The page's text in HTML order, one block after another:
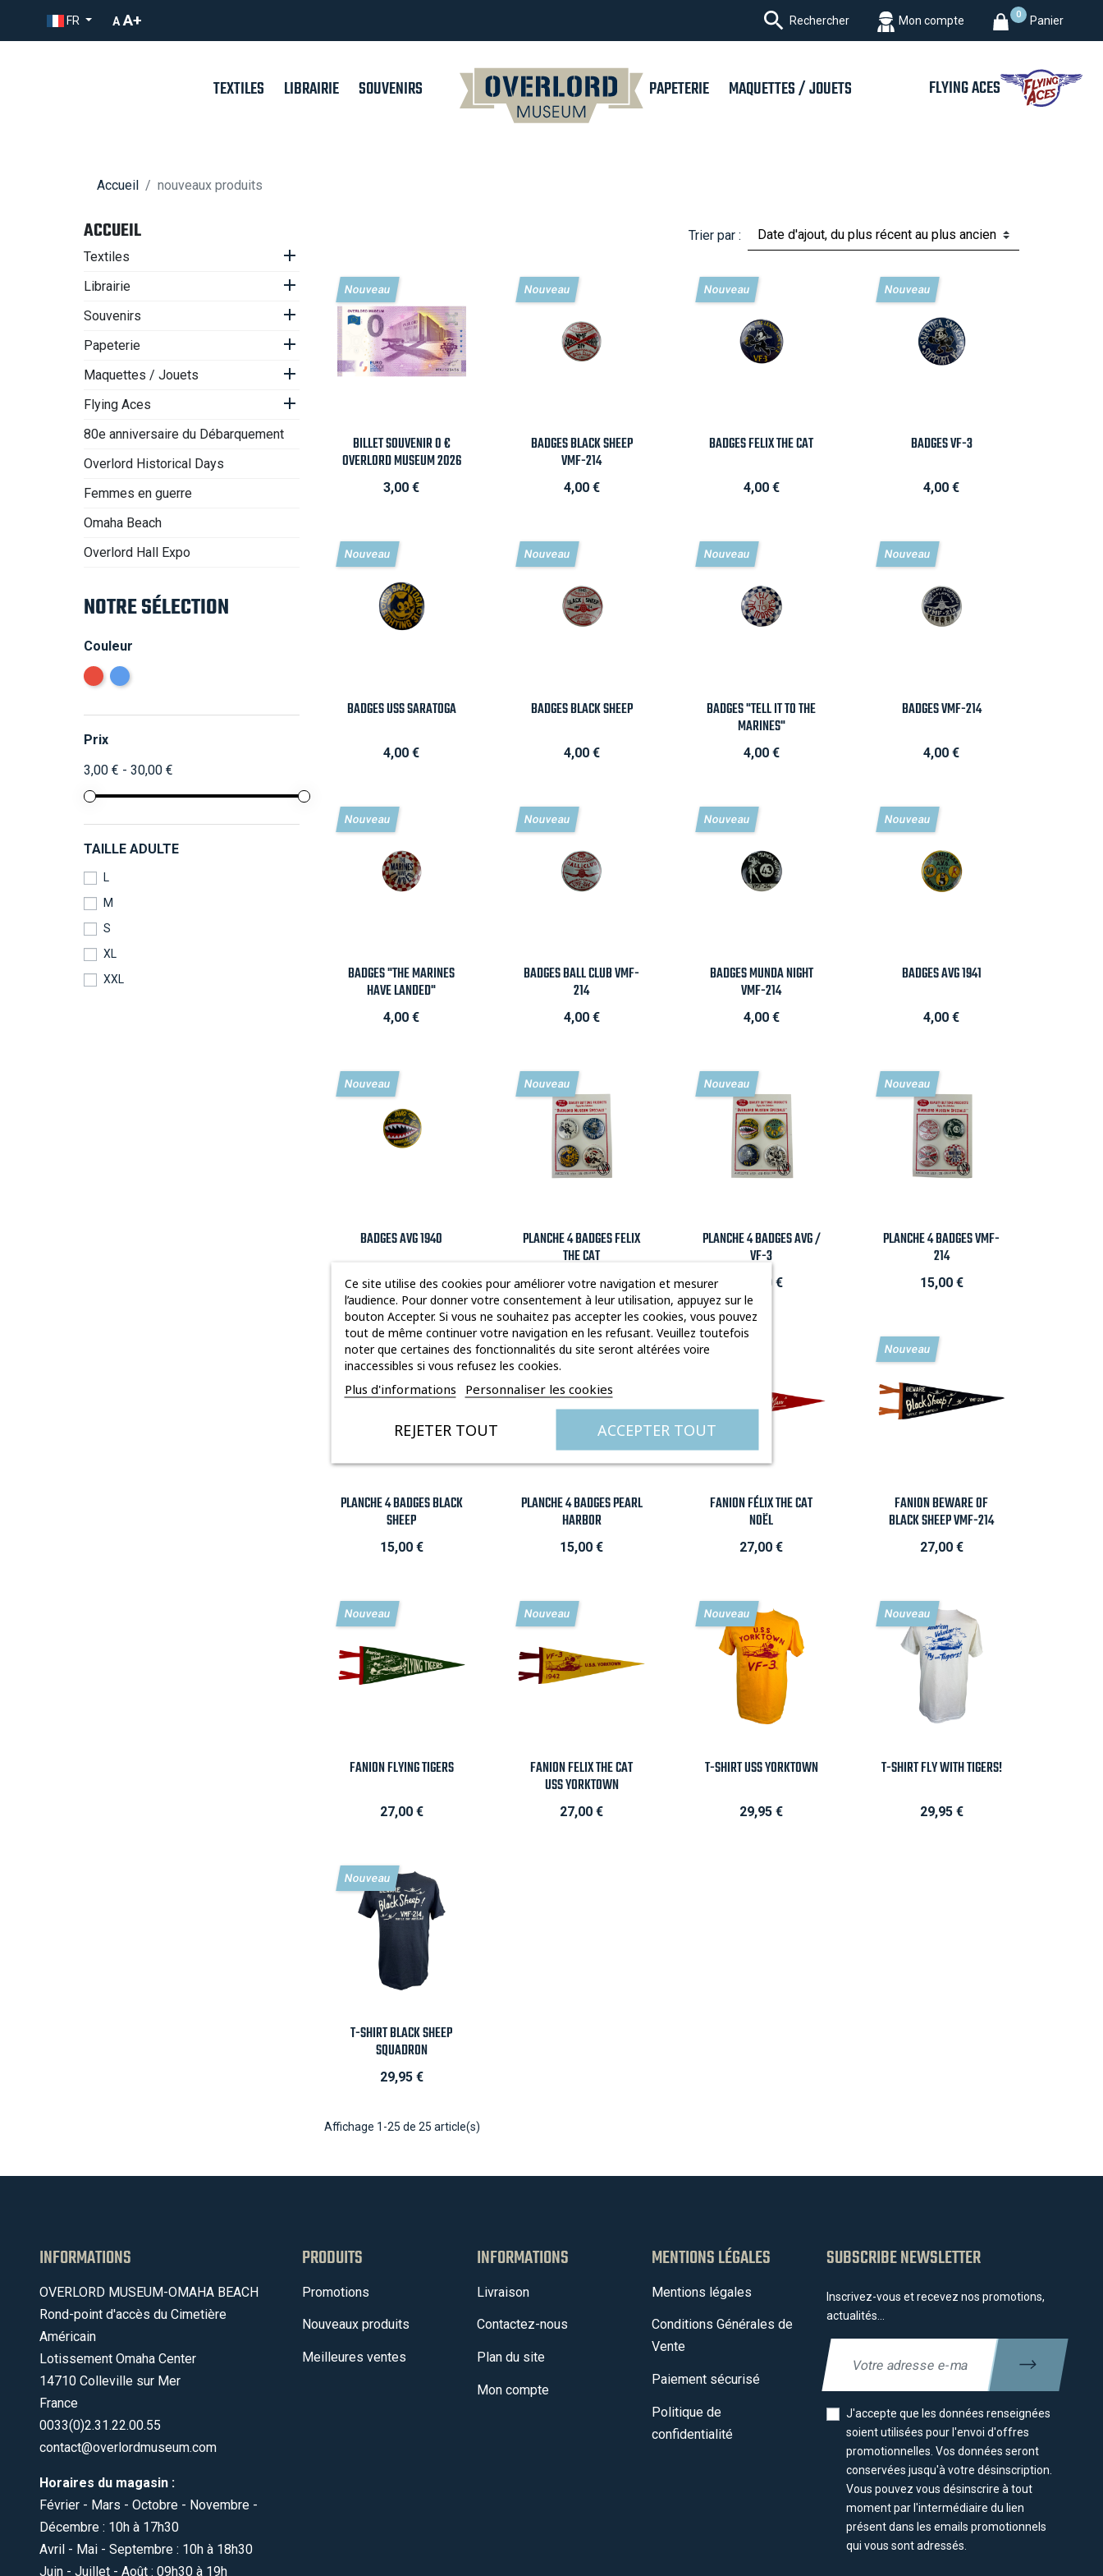
FR A A+  Rechercher Mon compte 0 Panier
TEXTILES LIBRAIRIE SOUVENIRS PAPETERIE MAQUETTES / JOUETS FLYING ACES
Accueil nouveaux produits
ACCUEIL
Textiles 
Librairie 
Souvenirs 
Papeterie 
Maquettes / Jouets 
Flying Aces 
80e anniversaire du Débarquement
Overlord Historical Days
Femmes en guerre
Omaha Beach
Overlord Hall Expo
NOTRE SÉLECTION
Couleur
Prix
3,00 € - 30,00 €
TAILLE ADULTE
L
M
S
XL
XXL
Trier par :
Aperçu rapide
BILLET SOUVENIR 0 €
OVERLORD MUSEUM 2026
Prix
3,00 €
Nouveau
Aperçu rapide
BADGES BLACK SHEEP
VMF-214
Prix
4,00 €
Nouveau
Aperçu rapide
BADGES FELIX THE CAT
Prix
4,00 €
Nouveau
Aperçu rapide
BADGES VF-3
Prix
4,00 €
Nouveau
Aperçu rapide
BADGES USS SARATOGA
Prix
4,00 €
Nouveau
Aperçu rapide
BADGES BLACK SHEEP
Prix
4,00 €
Nouveau
Aperçu rapide
BADGES "TELL IT TO THE
MARINES"
Prix
4,00 €
Nouveau
 Aperçu rapide
BADGES VMF-214
Prix
4,00 €
Nouveau
Aperçu rapide
BADGES "THE MARINES
HAVE LANDED"
Prix
4,00 €
Nouveau
Aperçu rapide
BADGES BALL CLUB VMF-
214
Prix
4,00 €
Nouveau
Aperçu rapide
BADGES MUNDA NIGHT
VMF-214
Prix
4,00 €
Nouveau
 Aperçu rapide
BADGES AVG 1941
Prix
4,00 €
Nouveau
Aperçu rapide
BADGES AVG 1940
Prix
4,00 €
Nouveau
Aperçu rapide
PLANCHE 4 BADGES FELIX
THE CAT
Prix
15,00 €
Nouveau
Aperçu rapide
PLANCHE 4 BADGES AVG /
VF-3
15,00 €
Nouveau
Aperçu rapide
PLANCHE 4 BADGES VMF-
214
Prix
15,00 €
Nouveau
Aperçu rapide
PLANCHE 4 BADGES BLACK
SHEEP
Prix
15,00 €
Nouveau
Aperçu rapide
PLANCHE 4 BADGES PEARL
HARBOR
Prix
15,00 €
Nouveau
Aperçu rapide
Rouge
FANION FÉLIX THE CAT
NOËL
Prix
27,00 €
Nouveau
Aperçu rapide
FANION BEWARE OF
BLACK SHEEP VMF-214
Prix
27,00 €
Nouveau
Aperçu rapide
FANION FLYING TIGERS
Prix
27,00 €
Nouveau
Aperçu rapide
FANION FELIX THE CAT
USS YORKTOWN
Prix
27,00 €
Nouveau
Aperçu rapide
T-SHIRT USS YORKTOWN
Prix
29,95 €
Nouveau
Aperçu rapide
T-SHIRT FLY WITH TIGERS!
Prix
29,95 €
Nouveau
Aperçu rapide
T-SHIRT BLACK SHEEP
SQUADRON
Prix
29,95 €
Nouveau
Affichage 1-25 de 25 article(s)
INFORMATIONS
OVERLORD MUSEUM-OMAHA BEACH
Rond-point d'accès du Cimetière
Américain
Lotissement Omaha Center
14710 Colleville sur Mer
France
0033(0)2.31.22.00.55
contact@overlordmuseum.com
Horaires du magasin :
Février - Mars - Octobre - Novembre -
Décembre : 10h à 17h30
Avril - Mai - Septembre : 10h à 18h30
Juin - Juillet - Août : 09h30 à 19h
PRODUITS
Promotions
Nouveaux produits
Meilleures ventes
INFORMATIONS
Livraison
Contactez-nous
Plan du site
Mon compte
MENTIONS LÉGALES
Mentions légales
Conditions Générales de
Vente
Paiement sécurisé
Politique de
confidentialité
SUBSCRIBE NEWSLETTER
Inscrivez-vous et recevez nos promotions,
actualités...
J'accepte que les données renseignées
soient utilisées pour l'envoi d'offres
promotionnelles. Vos données seront
conservées jusqu'à votre désinscription.
Vous pouvez vous désinscrire à tout
moment par l'intermédiaire du lien
présent dans les emails promotionnels
qui vous sont adressés.
Ce site utilise des cookies pour améliorer votre navigation et mesurer
l’audience. Pour donner votre consentement à leur utilisation, appuyez sur le
bouton Accepter. Si vous ne souhaitez pas accepter les cookies, vous pouvez
tout de même continuer votre navigation en les refusant. Veuillez toutefois
noter que certaines des fonctionnalités du site seront altérées voire
inaccessibles si vous refusez les cookies.
Plus d'informations Personnaliser les cookies
REJETER TOUT ACCEPTER TOUT